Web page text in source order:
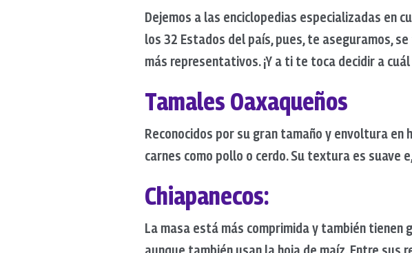
Dejemos a las enciclopedias especializadas en
los 32 Estados del país, pues, te aseguramos,
más representativos. ¡Y a ti te toca decidir a
Tamales Oaxaqueños
Reconocidos por su gran tamaño y envoltura
carnes como pollo o cerdo. Su textura es suave
Chiapanecos:
La masa está más comprimida y también